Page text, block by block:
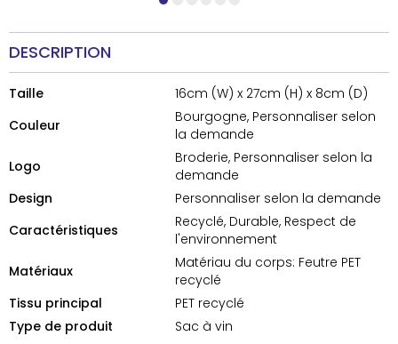
DESCRIPTION
Taille
16cm (W) x 27cm (H) x 8cm (D)
Couleur
Bourgogne, Personnaliser selon
la demande
Logo
Broderie, Personnaliser selon la
demande
Design
Personnaliser selon la demande
Caractéristiques
Recyclé, Durable, Respect de
l'environnement
Matériaux
Matériau du corps: Feutre PET
recyclé
Tissu principal
PET recyclé
Type de produit
Sac à vin